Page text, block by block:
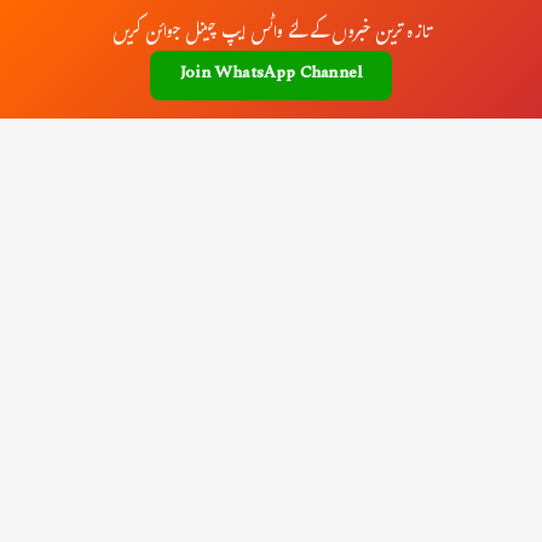
تازہ ترین خبروں کے لئے واٹس ایپ چینل جوائن کریں
Join WhatsApp Channel